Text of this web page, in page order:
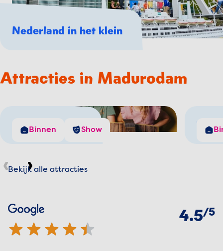
Nederland in het klein
Attracties in Madurodam
Bekijk alle attracties
De Windjager
Binnen Show The
Vorige
Beoordelingen
Google
4.5 van 5 sterren 4.5
van 5